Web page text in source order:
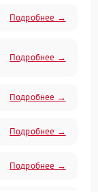
Подробнее →
Подробнее →
Подробнее →
Подробнее →
Подробнее →